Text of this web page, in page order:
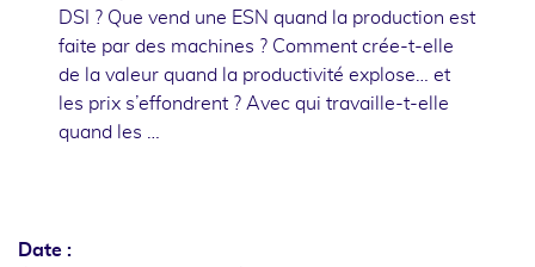
DSI ? Que vend une ESN quand la production est
faite par des machines ? Comment crée-t-elle
de la valeur quand la productivité explose… et
les prix s’effondrent ? Avec qui travaille-t-elle
quand les …
Date :